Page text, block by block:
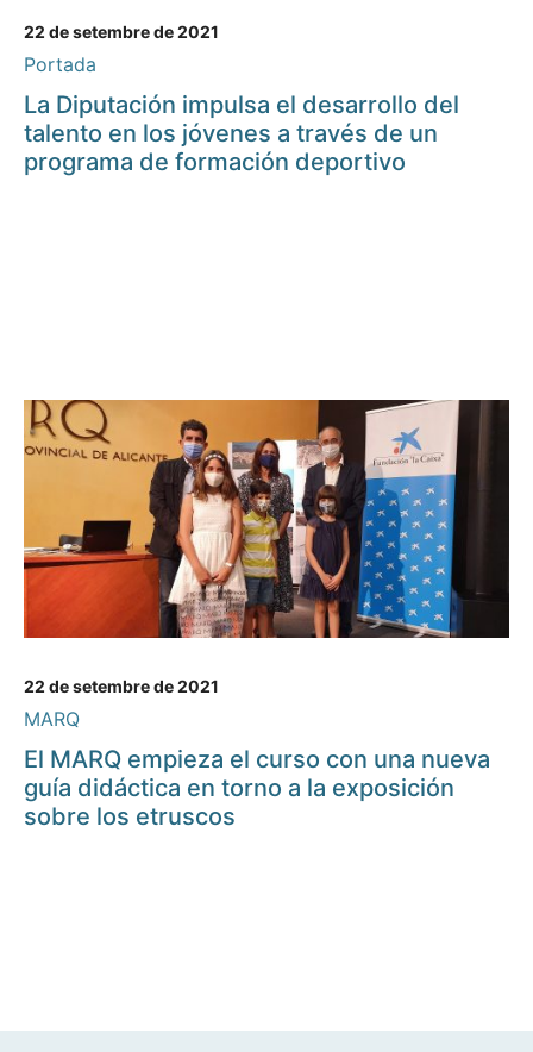
22 de setembre de 2021
Portada
La Diputación impulsa el desarrollo del
talento en los jóvenes a través de un
programa de formación deportivo
22 de setembre de 2021
MARQ
El MARQ empieza el curso con una nueva
guía didáctica en torno a la exposición
sobre los etruscos